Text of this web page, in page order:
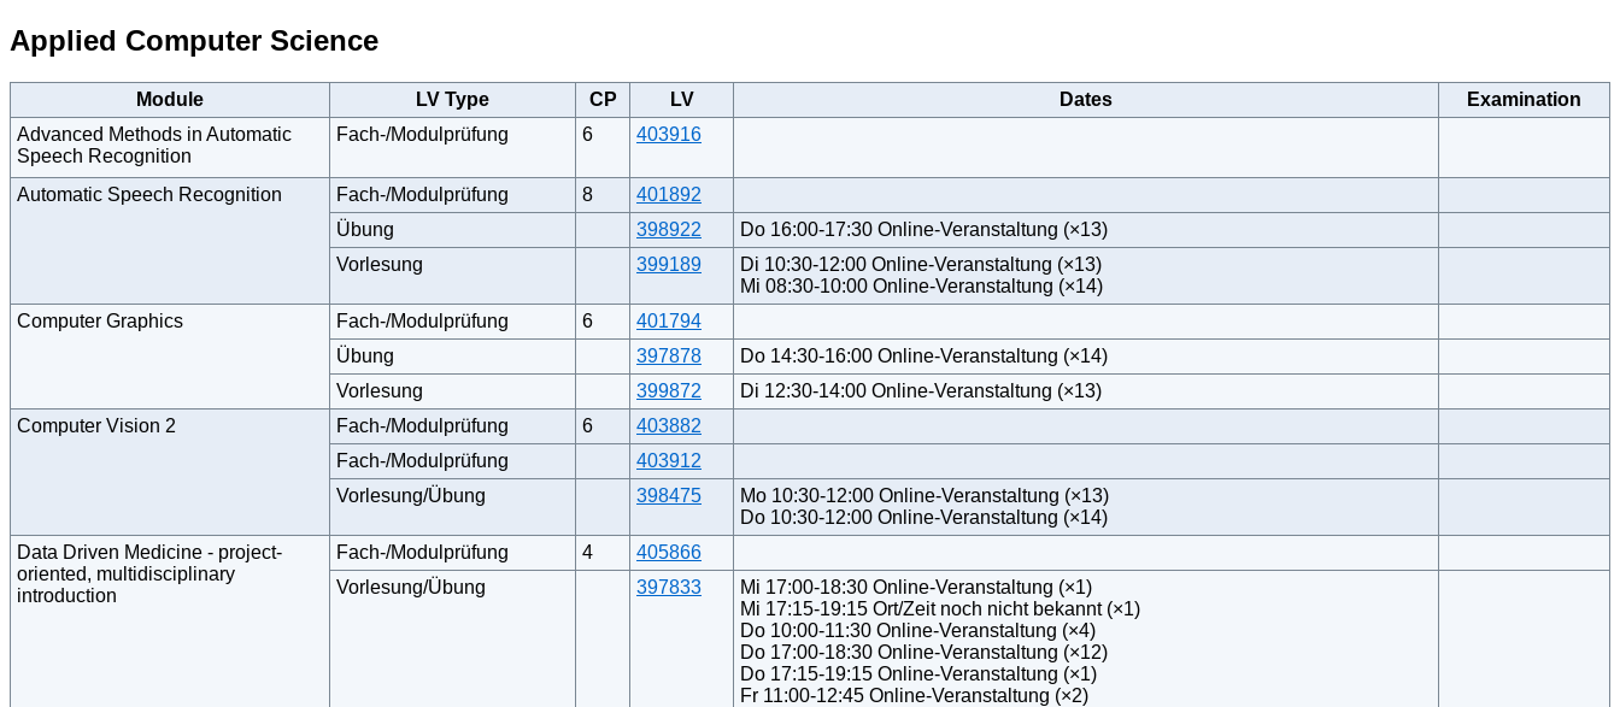
Applied Computer Science
Module LV Type CP LV Dates
Examination
Advanced Methods in Automatic
Speech Recognition
Fach-/Modulprüfung 6 403916
Automatic Speech Recognition Fach-/Modulprüfung 8
401892
Übung
398922
Do 16:00-17:30 Online-Veranstaltung (×13)
Vorlesung
399189
Di 10:30-12:00 Online-Veranstaltung (×13)
Mi 08:30-10:00 Online-Veranstaltung (×14)
Computer Graphics
Fach-/Modulprüfung 6
401794
Übung
397878
Do 14:30-16:00 Online-Veranstaltung (×14)
Vorlesung
399872
Di 12:30-14:00 Online-Veranstaltung (×13)
Computer Vision 2
Fach-/Modulprüfung 6
403882
Fach-/Modulprüfung
403912
Vorlesung/Übung
398475
Mo 10:30-12:00 Online-Veranstaltung (×13)
Do 10:30-12:00 Online-Veranstaltung (×14)
Data Driven Medicine - project-
oriented, multidisciplinary
introduction
Fach-/Modulprüfung 4
405866
Vorlesung/Übung
397833
Mi 17:00-18:30 Online-Veranstaltung (×1)
Mi 17:15-19:15 Ort/Zeit noch nicht bekannt (×1)
Do 10:00-11:30 Online-Veranstaltung (×4)
Do 17:00-18:30 Online-Veranstaltung (×12)
Do 17:15-19:15 Online-Veranstaltung (×1)
Fr 11:00-12:45 Online-Veranstaltung (×2)